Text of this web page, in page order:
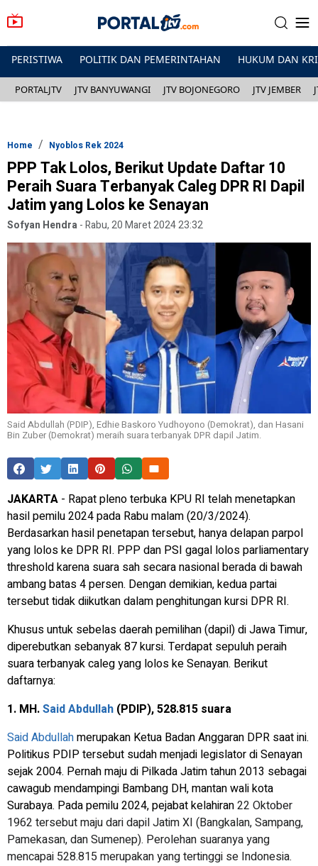
PERISTIWA POLITIK DAN PEMERINTAHAN HUKUM DAN
PORTALJTV JTV BANYUWANGI JTV BOJONEGORO JTV JEMBER
Home Nyoblos Rek 2024
PPP Tak Lolos, Berikut Update Daftar 10
Peraih Suara Terbanyak Caleg DPR RI Dapil
Jatim yang Lolos ke Senayan
Sofyan Hendra-Rabu, 20 Maret 2024 23:32
Said Abdullah (PDIP), Edhie Baskoro Yudhoyono (Demokrat), dan Hasani
Bin Zuber (Demokrat) meraih suara terbanyak DPR dapil Jatim.
JAKARTA - Rapat pleno terbuka KPU RI telah menetapkan
hasil pemilu 2024 pada Rabu malam (20/3/2024).
Berdasarkan hasil penetapan tersebut, hanya delapan parpol
yang lolos ke DPR RI. PPP dan PSI gagal lolos parliamentary
threshold karena suara sah secara nasional berada di bawah
ambang batas 4 persen. Dengan demikian, kedua partai
tersebut tidak diikutkan dalam penghitungan kursi DPR RI.
Khusus untuk sebelas daerah pemilihan (dapil) di Jawa Timur,
diperebutkan sebanyak 87 kursi. Terdapat sepuluh peraih
suara terbanyak caleg yang lolos ke Senayan. Berikut
daftarnya:
1. MH.Said Abdullah (PDIP), 528.815 suara
Said Abdullahmerupakan Ketua Badan Anggaran DPR saat ini.
Politikus PDIP tersebut sudah menjadi legislator di Senayan
sejak 2004. Pernah maju di Pilkada Jatim tahun 2013 sebagai
cawagub mendampingi Bambang DH, mantan wali kota
Surabaya. Pada pemilu 2024, pejabat kelahiran22 Oktober
1962 tersebut maju dari dapil Jatim XI (Bangkalan, Sampang,
Pamekasan, dan Sumenep). Perolehan suaranya yang
mencapai 528.815 merupakan yang tertinggi se Indonesia.